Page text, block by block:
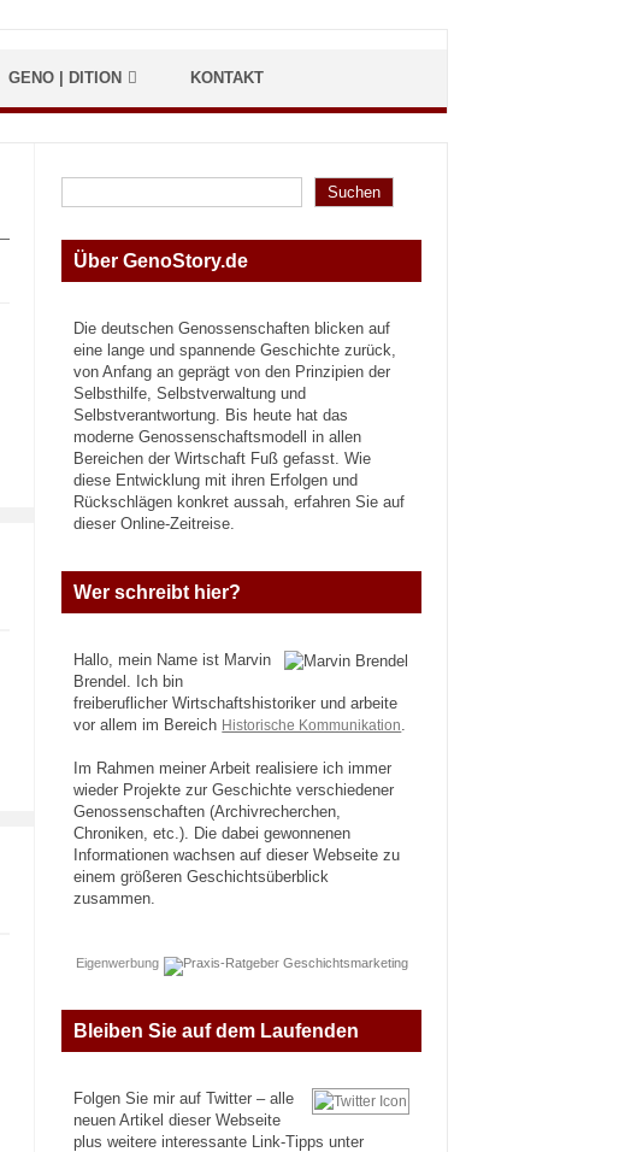
GENO | DITION KONTAKT
Suchen
Suchen
Über GenoStory.de
Die deutschen Genossenschaften blicken auf
eine lange und spannende Geschichte zurück,
von Anfang an geprägt von den Prinzipien der
Selbsthilfe, Selbstverwaltung und
Selbstverantwortung. Bis heute hat das
moderne Genossenschaftsmodell in allen
Bereichen der Wirtschaft Fuß gefasst. Wie
diese Entwicklung mit ihren Erfolgen und
Rückschlägen konkret aussah, erfahren Sie auf
dieser Online-Zeitreise.
Wer schreibt hier?
Hallo, mein Name ist Marvin
Brendel. Ich bin
freiberuflicher Wirtschaftshistoriker und arbeite
vor allem im Bereich Historische Kommunikation
Im Rahmen meiner Arbeit realisiere ich immer
wieder Projekte zur Geschichte verschiedener
Genossenschaften (Archivrecherchen,
Chroniken, etc.). Die dabei gewonnenen
Informationen wachsen auf dieser Webseite zu
einem größeren Geschichtsüberblick
zusammen.
Eigenwerbung
Bleiben Sie auf dem Laufenden
Folgen Sie mir auf Twitter – alle
neuen Artikel dieser Webseite
plus weitere interessante Link-Tipps unter